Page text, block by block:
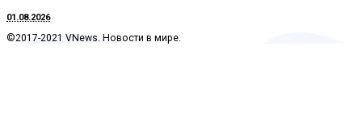
01.08.2026
©2017-2021 VNews. Новости в мире.